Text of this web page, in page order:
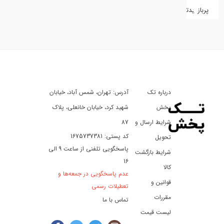
کفش
سفر
تفریح
پربازدیدترین
درباره تک
پخش
شرایط ارسال و
تحویل
شرایط بازگشت
کالا
قوانین و
مقررات
لیست قیمت
آدرس: تهران، شمس آباد، خیابان
شهید کرد، خیابان خانعلی، پلاک
87
کد پستی: 1675737381
پاسخگویی تلفنی از ساعت 9 الی
16
عدم پاسخگویی در جمعه‌ها و
تعطیلات رسمی
تماس با ما